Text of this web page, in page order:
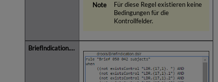
Für diese Regel existieren keine
Bedingungen für die
Kontrollfelder.